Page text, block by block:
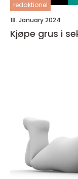
redaktionel
18. January 2024
Kjøpe grus i